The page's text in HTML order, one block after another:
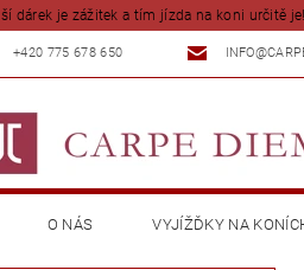
dárek je zážitek a tím jízda na koni určitě
+420 775 678 650
O NÁS VYJÍŽĎKY NA